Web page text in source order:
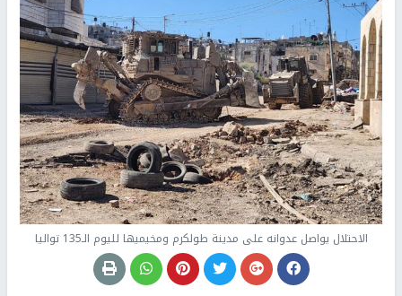
الاحتلال يواصل عدوانه على مدينة طولكرم ومخيميها لليوم الـ135 تواليا